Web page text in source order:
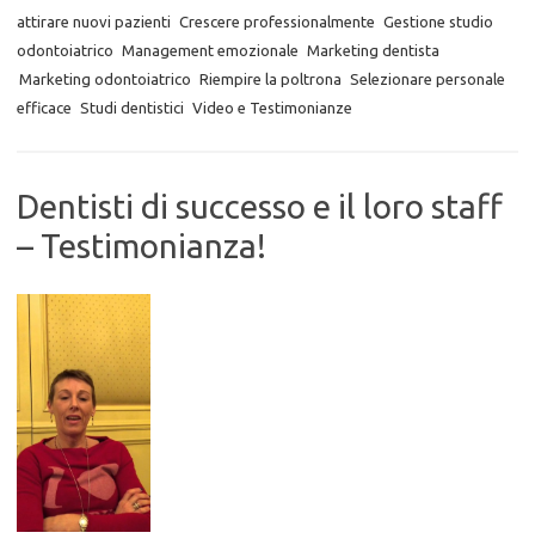
attirare nuovi pazienti Crescere professionalmente Gestione studio
odontoiatrico Management emozionale Marketing dentista
Marketing odontoiatrico Riempire la poltrona Selezionare personale
efficace Studi dentistici Video e Testimonianze
Dentisti di successo e il loro staff
– Testimonianza!